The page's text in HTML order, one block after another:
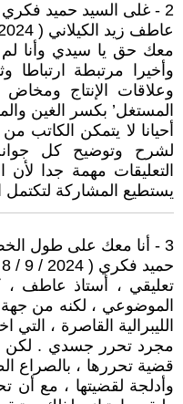
2 - غلى السيد حميد فكري المحترم
عاطف زيد الكيلاني ( 2024 / 9 / 7 - 17:10 )
معك حق يا سيدي وأنا لم
وأخيرا مرتبطة ارتباطا
وعلاقات الإنتاج ومخاض
المستغل’ بكسر الغين
أحيانا لا يتمكن الكاتب
لشرح وتوضيح كل
التعليقات مهمة جدا
يستطيع المشاركة لتكتمل
3 - أنا معك على طول الخط
حميد فكري ( 2024 / 9 / 8 - 01:43 )
تعليقي ، أستاذ عاطف ،
الموضوعي ، لكنه من جهة
الليبرالية القاصرة ،
مجرد تحرر جسدي . لكن
قضية تحررها ، بالصراع
وأدلجة لقضيتها ، مع